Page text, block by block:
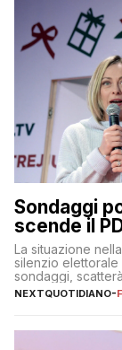
Sondaggi
scende il
La situazione
silenzio
sondaggi,
NEXTQUOTIDIANO-